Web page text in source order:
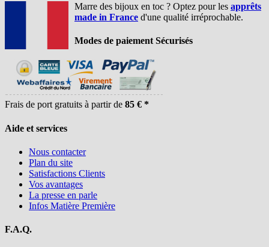
Marre des bijoux en toc ? Optez pour les apprêts
made in France d'une qualité irréprochable.
Modes de paiement Sécurisés
Frais de port gratuits à partir de 85 € *
Aide et services
Nous contacter
Plan du site
Satisfactions Clients
Vos avantages
La presse en parle
Infos Matière Première
F.A.Q.